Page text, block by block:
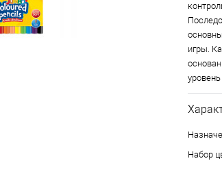
игры.
Набор